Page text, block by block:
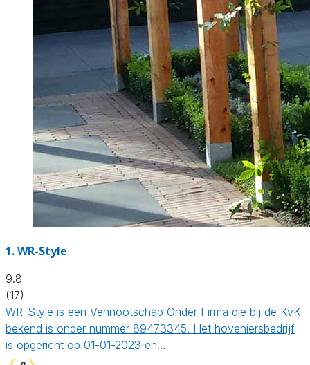
1.WR-Style
9.8
(17)
WR-Style is een Vennootschap Onder Firma die bij de KvK
bekend is onder nummer 89473345. Het hoveniersbedrijf
is opgericht op 01-01-2023 en…